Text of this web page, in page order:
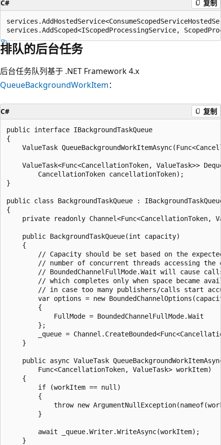
C# 复制
排队的后台任务
后台任务队列基于 .NET Framework 4.x
QueueBackgroundWorkItem：
C# 复制
public interface IBackgroundTaskQueue
{
ValueTask
ValueTask<Func<CancellationToken, ValueTask>>
        CancellationToken cancellationToken);
}
public class BackgroundTaskQueue :
{
private readonly Channel<Func<CancellationToken,
    public BackgroundTaskQueue(int capacity)
    {
// Capacity should be set based on the
// number of concurrent threads
// BoundedChannelFullMode.Wait will cause
// which completes only when space became
// in case too many publishers/calls start
var options = new
        {
            FullMode = BoundedChannelFullMode.Wait
        };
_queue =
    }
public async ValueTask
        Func<CancellationToken, ValueTask> workItem)
    {
        if (workItem == null)
        {
throw new
        }
        await _queue.Writer.WriteAsync(workItem);
    }